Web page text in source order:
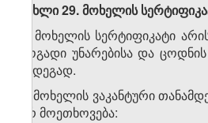
მუხლი 29. მოხელის
1. მოხელის სერტიფიკატი
ზოგადი უნარებისა და
შედეგად.
2. მოხელის ვაკანტური
არ მოეთხოვება: